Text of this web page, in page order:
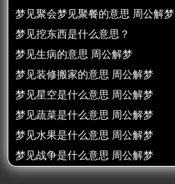
梦见聚会梦见聚餐的意思 周公解梦
梦见挖东西是什么意思？
梦见生病的意思 周公解梦
梦见装修搬家的意思 周公解梦
梦见星空是什么意思 周公解梦
梦见蔬菜是什么意思 周公解梦
梦见水果是什么意思 周公解梦
梦见战争是什么意思 周公解梦